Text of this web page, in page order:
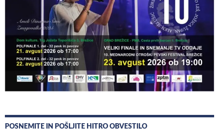
POSNEMITE IN POŠLJITE HITRO OBVESTILO